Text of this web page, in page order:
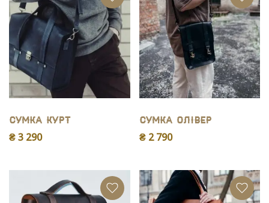
Сумка Курт
₴ 3 290
Сумка Олівер
₴ 2 790